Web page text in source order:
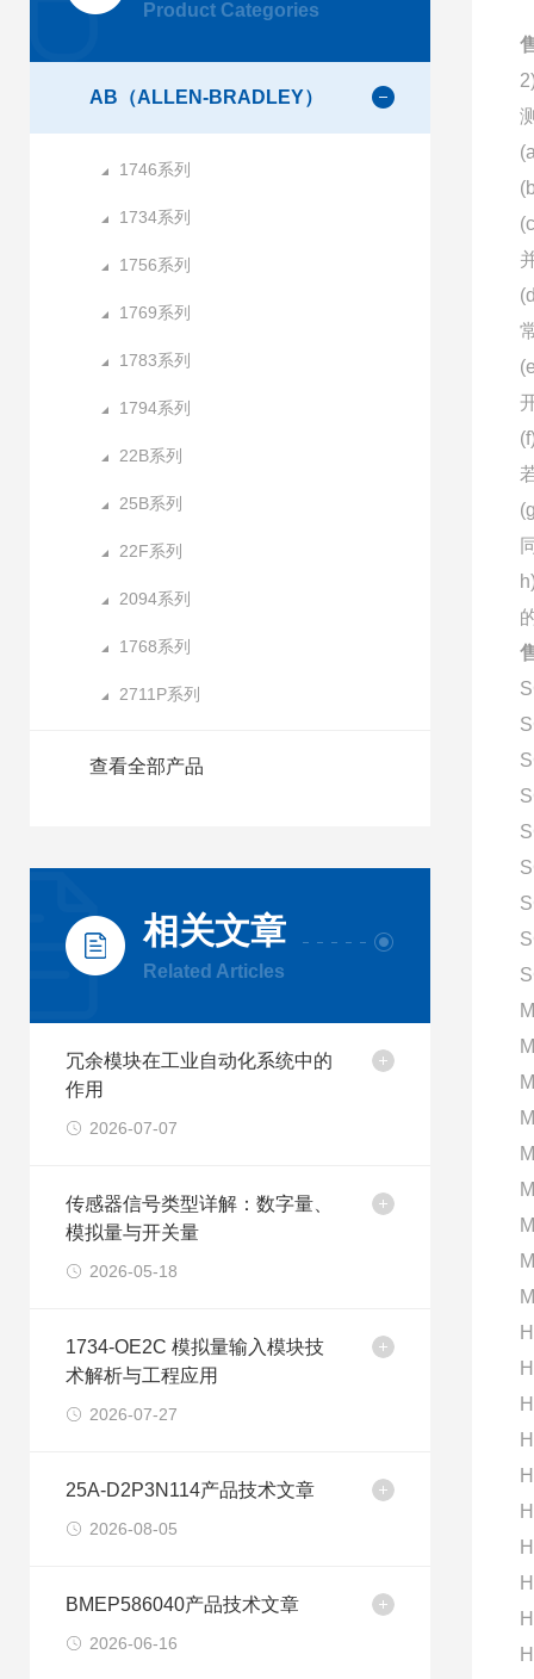
Product Categories
AB（ALLEN-BRADLEY）
1746系列
1734系列
1756系列
1769系列
1783系列
1794系列
22B系列
25B系列
22F系列
2094系列
1768系列
2711P系列
查看全部产品
相关文章
Related Articles
冗余模块在工业自动化系统中的
作用
2026-07-07
传感器信号类型详解：数字量、
模拟量与开关量
2026-05-18
1734-OE2C 模拟量输入模块技
术解析与工程应用
2026-07-27
25A-D2P3N114产品技术文章
2026-08-05
BMEP586040产品技术文章
2026-06-16